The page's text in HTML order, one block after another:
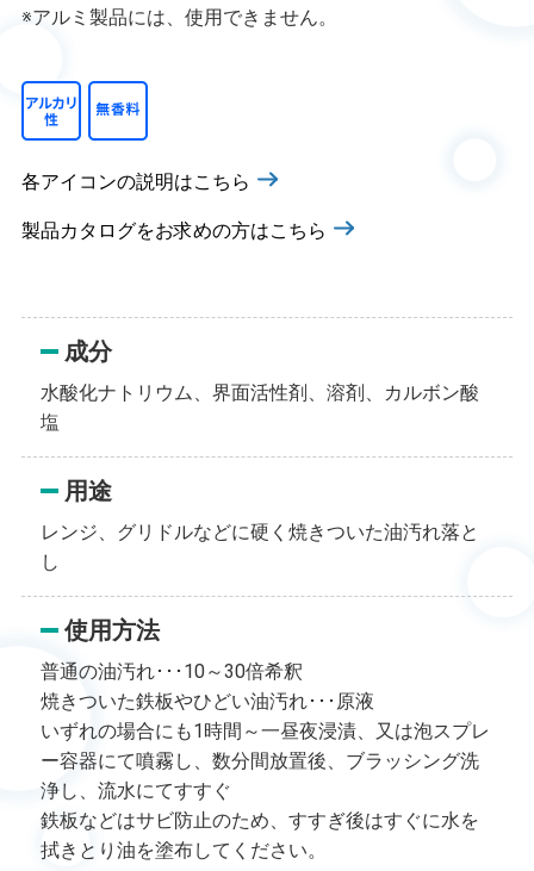
※アルミ製品には、使用できません。
各アイコンの説明はこちら
製品カタログをお求めの方はこちら
成分
水酸化ナトリウム、界面活性剤、溶剤、カルボン酸
塩
用途
レンジ、グリドルなどに硬く焼きついた油汚れ落と
し
使用方法
普通の油汚れ･･･10～30倍希釈
焼きついた鉄板やひどい油汚れ･･･原液
いずれの場合にも1時間～一昼夜浸漬、又は泡スプレ
ー容器にて噴霧し、数分間放置後、ブラッシング洗
浄し、流水にてすすぐ
鉄板などはサビ防止のため、すすぎ後はすぐに水を
拭きとり油を塗布してください。